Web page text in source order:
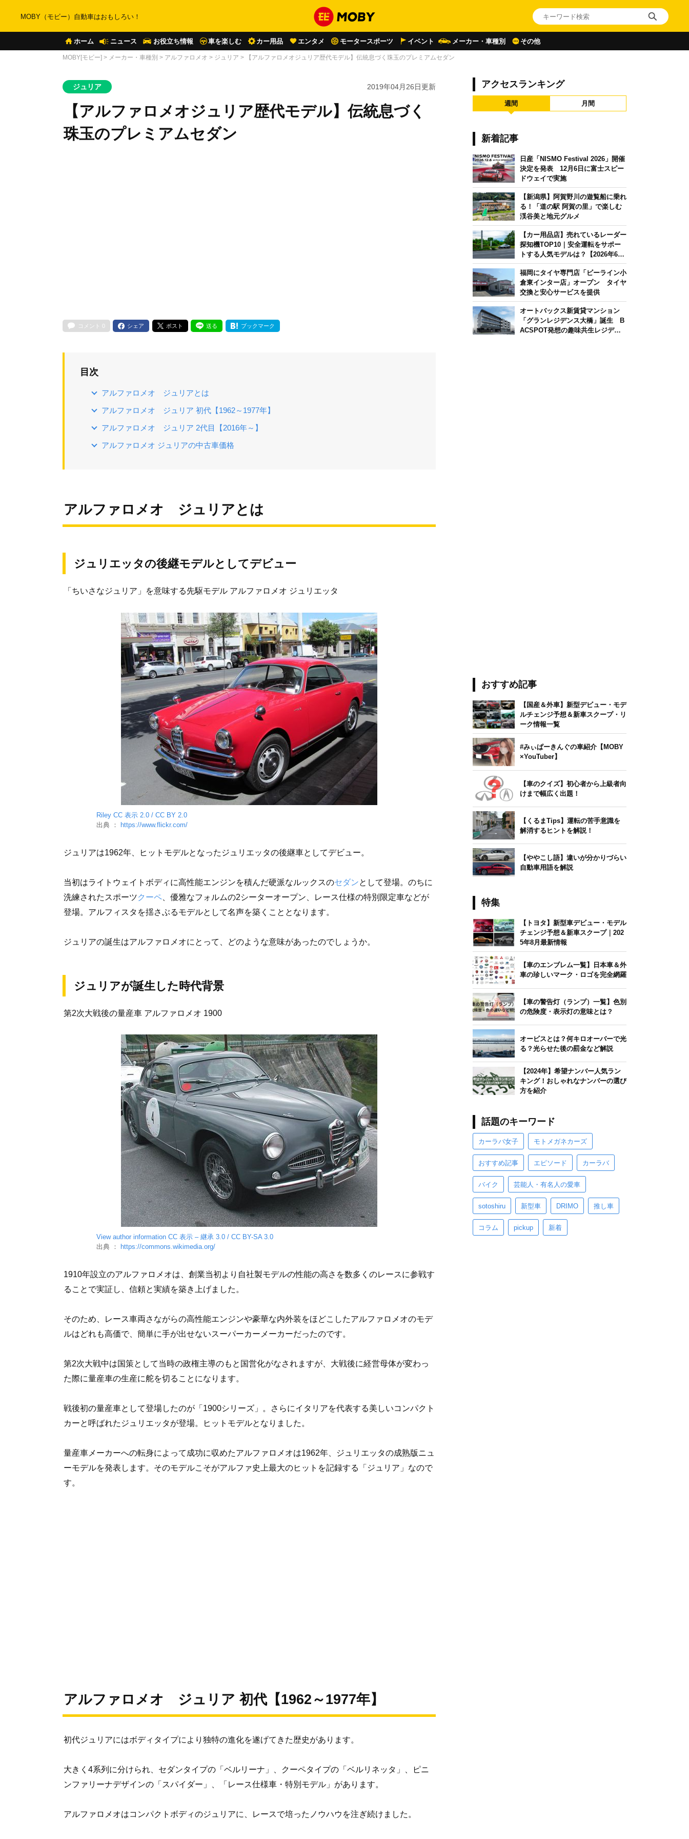
MOBY（モビー）自動車はおもしろい！
ホーム ニュース お役立ち情報 車を楽しむ カー用品 エンタメ モータースポーツ イベント メーカー・車種別 その他
MOBY[モビー] > メーカー・車種別 > アルファロメオ > ジュリア > 【アルファロメオジュリア歴代モデル】伝統息づく珠玉のプレミアムセダン
ジュリア 2019年04月26日更新
【アルファロメオジュリア歴代モデル】伝統息づく
珠玉のプレミアムセダン
コメント 0 シェア ポスト 送る ブックマーク
目次
アルファロメオ ジュリアとは
アルファロメオ ジュリア 初代【1962～1977年】
アルファロメオ ジュリア 2代目【2016年～】
アルファロメオ ジュリアの中古車価格
アルファロメオ ジュリアとは
ジュリエッタの後継モデルとしてデビュー
「ちいさなジュリア」を意味する先駆モデル アルファロメオ ジュリエッタ
Riley CC 表示 2.0 / CC BY 2.0
出典 ： https://www.flickr.com/
ジュリアは1962年、ヒットモデルとなったジュリエッタの後継車としてデビュー。
当初はライトウェイトボディに高性能エンジンを積んだ硬派なルックスのセダンとして登場。のちに
洗練されたスポーツクーペ 、優雅なフォルムの2シーターオープン、レース仕様の特別限定車などが
登場。アルフィスタを揺さぶるモデルとして名声を築くこととなります。
ジュリアの誕生はアルファロメオにとって、どのような意味があったのでしょうか。
ジュリアが誕生した時代背景
第2次大戦後の量産車 アルファロメオ 1900
View author information CC 表示 – 継承 3.0 / CC BY-SA 3.0
出典 ：
https://commons.wikimedia.org/
1910年設立のアルファロメオは、創業当初より自社製モデルの性能の高さを数多くのレースに参戦す
ることで実証し、信頼と実績を築き上げました。
そのため、レース車両さながらの高性能エンジンや豪華な内外装をほどこしたアルファロメオのモデ
ルはどれも高価で、簡単に手が出せないスーパーカーメーカーだったのです。
第2次大戦中は国策として当時の政権主導のもと国営化がなされますが、大戦後に経営母体が変わっ
た際に量産車の生産に舵を切ることになります。
戦後初の量産車として登場したのが「1900シリーズ」。さらにイタリアを代表する美しいコンパクト
カーと呼ばれたジュリエッタが登場。ヒットモデルとなりました。
量産車メーカーへの転身によって成功に収めたアルファロメオは1962年、ジュリエッタの成熟版ニュ
ーモデルを発表します。そのモデルこそがアルファ史上最大のヒットを記録する「ジュリア」なので
す。
アルファロメオ ジュリア 初代【1962～1977年】
初代ジュリアにはボディタイプにより独特の進化を遂げてきた歴史があります。
大きく4系列に分けられ、セダンタイプの「ベルリーナ」、クーペタイプの「ベルリネッタ」、ピニ
ンファリーナデザインの「スパイダー」、「レース仕様車・特別モデル」があります。
アルファロメオはコンパクトボディのジュリアに、レースで培ったノウハウを注ぎ続けました。
アクセスランキング
週間 月間
新着記事
日産「NISMO Festival 2026」開催
決定を発表 12月6日に富士スピー
ドウェイで実施
【新潟県】阿賀野川の遊覧船に乗れ
る！「道の駅 阿賀の里」で楽しむ
渓谷美と地元グルメ
【カー用品店】売れているレーダー
探知機TOP10｜安全運転をサポー
トする人気モデルは？【2026年6月
版】
福岡にタイヤ専門店「ビーライン小
倉東インター店」オープン タイヤ
交換と安心サービスを提供
オートバックス新賃貸マンション
「グランレジデンス大橋」誕生 B
ACSPOT発想の趣味共生レジデン
おすすめ記事
【国産＆外車】新型デビュー・モデ
ルチェンジ予想＆新車スクープ・リ
ーク情報一覧
#みぃぱーきんぐの車紹介【MOBY
×YouTuber】
【車のクイズ】初心者から上級者向
けまで幅広く出題！
【くるまTips】運転の苦手意識を
解消するヒントを解説！
【ややこし語】違いが分かりづらい
自動車用語を解説
特集
【トヨタ】新型車デビュー・モデル
チェンジ予想＆新車スクープ｜202
5年8月最新情報
【車のエンブレム一覧】日本車＆外
車の珍しいマーク・ロゴを完全網羅
【車の警告灯（ランプ）一覧】色別
の危険度・表示灯の意味とは？
オービスとは？何キロオーバーで光
る？光らせた後の罰金など解説
【2024年】希望ナンバー人気ラン
キング！おしゃれなナンバーの選び
方を紹介
話題のキーワード
カーラバ女子 モトメガネカーズ
おすすめ記事 エピソード カーラバ
バイク 芸能人・有名人の愛車
sotoshiru 新型車 DRIMO 推し車
コラム pickup 新着